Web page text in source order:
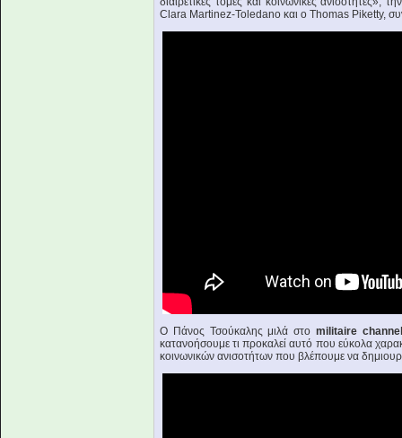
Clara Martinez-Toledano και ο Thomas Piketty,
Ο Πάνος Τσούκαλης μιλά στο militaire channel
κατανοήσουμε τι προκαλεί αυτό που εύκολα
κοινωνικών ανισοτήτων που βλέπουμε να